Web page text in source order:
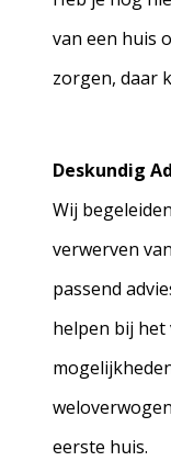
van een huis
zorgen, daar
Deskundig
Wij
verwerven
passend
helpen bij het
eerste huis.